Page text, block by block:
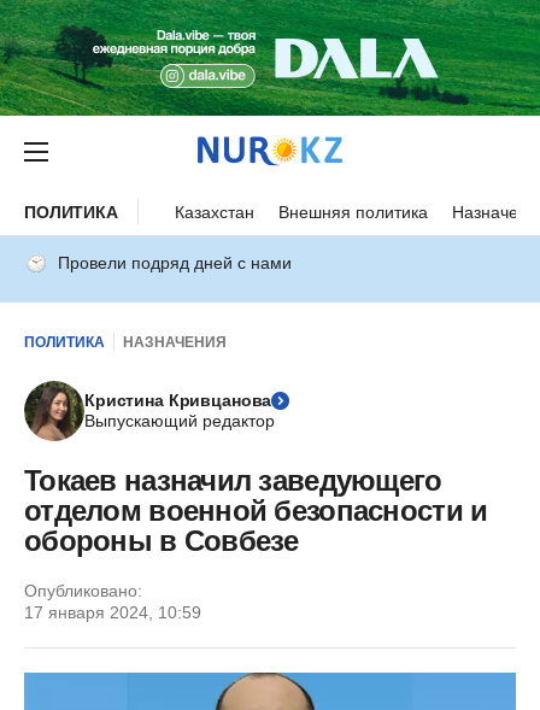
ПОЛИТИКА Казахстан Внешняя политика
Провели подряд дней с нами
ПОЛИТИКА НАЗНАЧЕНИЯ
Кристина Кривцанова
Выпускающий редактор
Токаев назначил заведующего
отделом военной безопасности и
обороны в Совбезе
Опубликовано:
17 января 2024, 10:59